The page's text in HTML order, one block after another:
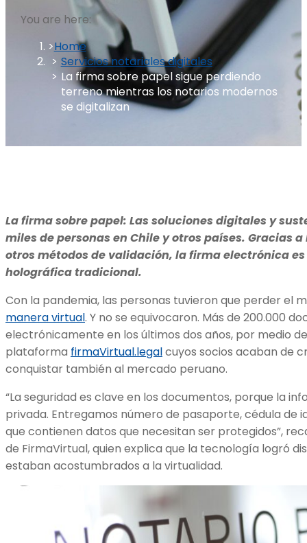
You are here:
Home
Servicios notariales digitales
La firma sobre papel sigue perdiendo
terreno mientras los notarios modernos
se digitalizan
La firma sobre papel: Las soluciones digitales y
miles de personas en Chile y otros países. Gracias
otros métodos de validación, la firma electrónica
holográfica tradicional.
Con la pandemia, las personas tuvieron que perder el
manera virtual. Y no se equivocaron. Más de 200.000
electrónicamente en los últimos dos años, por medio
plataforma firmaVirtual.legalcuyos socios acaban de
conquistar también al mercado peruano.
“La seguridad es clave en los documentos, porque la
privada. Entregamos número de pasaporte, cédula de
que contienen datos que necesitan ser protegidos”,
de FirmaVirtual, quien explica que la tecnología logró
estaban acostumbrados a la virtualidad.